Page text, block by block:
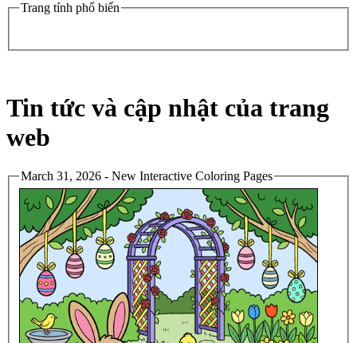
Trang tính phổ biến
Tin tức và cập nhật của trang
web
March 31, 2026 - New Interactive Coloring Pages